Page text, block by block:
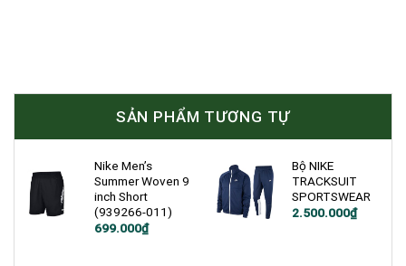
SẢN PHẨM TƯƠNG TỰ
Nike Men’s
Summer Woven 9
inch Short
(939266-011)
Giá
699.000₫
Giá
Bộ NIKE
TRACKSUIT
SPORTSWEAR
2.500.000₫